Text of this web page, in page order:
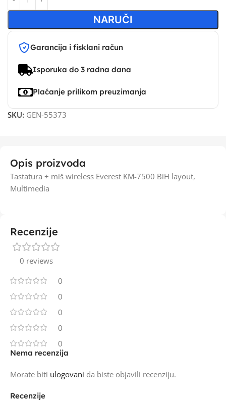
NARUČI
Garancija i fisklani račun
Isporuka do 3 radna dana
Plaćanje prilikom preuzimanja
SKU: GEN-55373
Opis proizvoda
Tastatura + miš wireless Everest KM-7500 BiH layout,
Multimedia
Recenzije
0 reviews
0
0
0
0
0
Recenzije
Nema recenzija
Morate biti ulogovani da biste objavili recenziju.